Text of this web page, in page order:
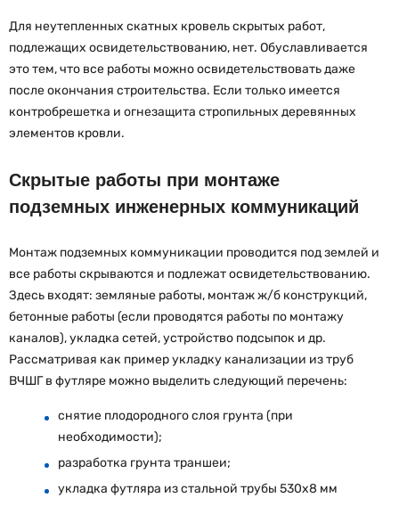
Для неутепленных скатных кровель скрытых работ,
подлежащих освидетельствованию, нет. Обуславливается
это тем, что все работы можно освидетельствовать даже
после окончания строительства. Если только имеется
контробрешетка и огнезащита стропильных деревянных
элементов кровли.
Скрытые работы при монтаже
подземных инженерных коммуникаций
Монтаж подземных коммуникации проводится под землей и
все работы скрываются и подлежат освидетельствованию.
Здесь входят: земляные работы, монтаж ж/б конструкций,
бетонные работы (если проводятся работы по монтажу
каналов), укладка сетей, устройство подсыпок и др.
Рассматривая как пример укладку канализации из труб
ВЧШГ в футляре можно выделить следующий перечень:
снятие плодородного слоя грунта (при
необходимости);
разработка грунта траншеи;
укладка футляра из стальной трубы 530х8 мм